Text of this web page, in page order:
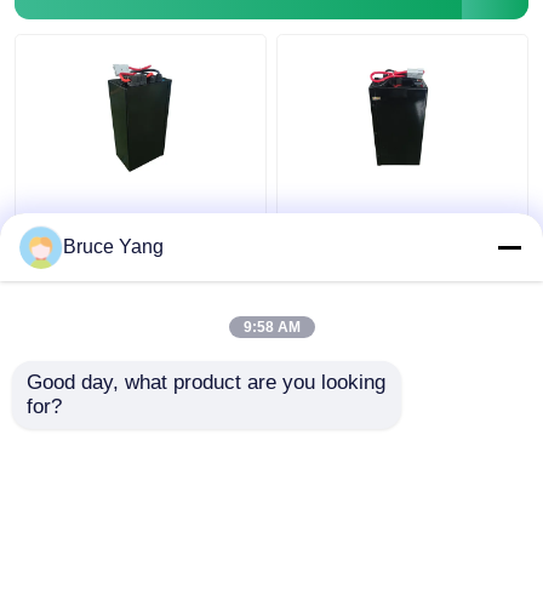
Chargeur électrique au
lithium Chargeur à
batterie chariot
Batteries au lithium
élévateurs électriques
à charpente 15 kg
Bruce Yang
9:58 AM
Good day, what product are you looking
for?